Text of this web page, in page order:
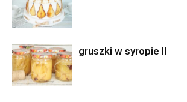
gruszki w syropie II